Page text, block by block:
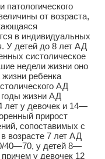
от возраста,
в индивидуальных
У детей до 8 лет АД
систолическое
недели жизни оно
жизни ребенка
АД
жизни АД
лет у девочек и 14—
прирост
сопоставимых с
возрасте 7 лет АД
40—70, у детей 8—
у девочек 12